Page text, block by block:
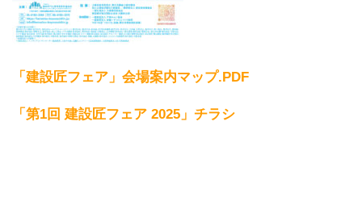
「建設匠フェア」会場案内マップ.PDF
「第1回 建設匠フェア 2025」チラシ